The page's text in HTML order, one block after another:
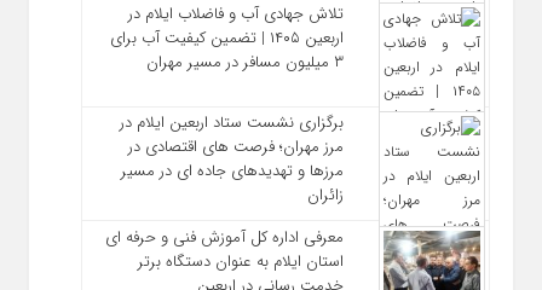
تلاش جهادی آب و فاضلاب ایلام در
اربعین ۱۴۰۵ | تضمین کیفیت آب برای
۳ میلیون مسافر در مسیر مهران
برگزاری نشست ستاد اربعین ایلام در
مرز مهران؛ فرصت‌ های اقتصادی در
مرزها و تهدیدهای جاده‌ ای در مسیر
زائران
معرفی اداره کل آموزش فنی و حرفه‌ ای
استان ایلام به‌ عنوان دستگاه برتر